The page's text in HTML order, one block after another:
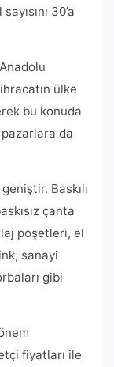
30’a
ülke
bu konuda
pazarlara da
Baskılı
çanta
poşetleri, el
sanayi
gibi
fiyatları ile